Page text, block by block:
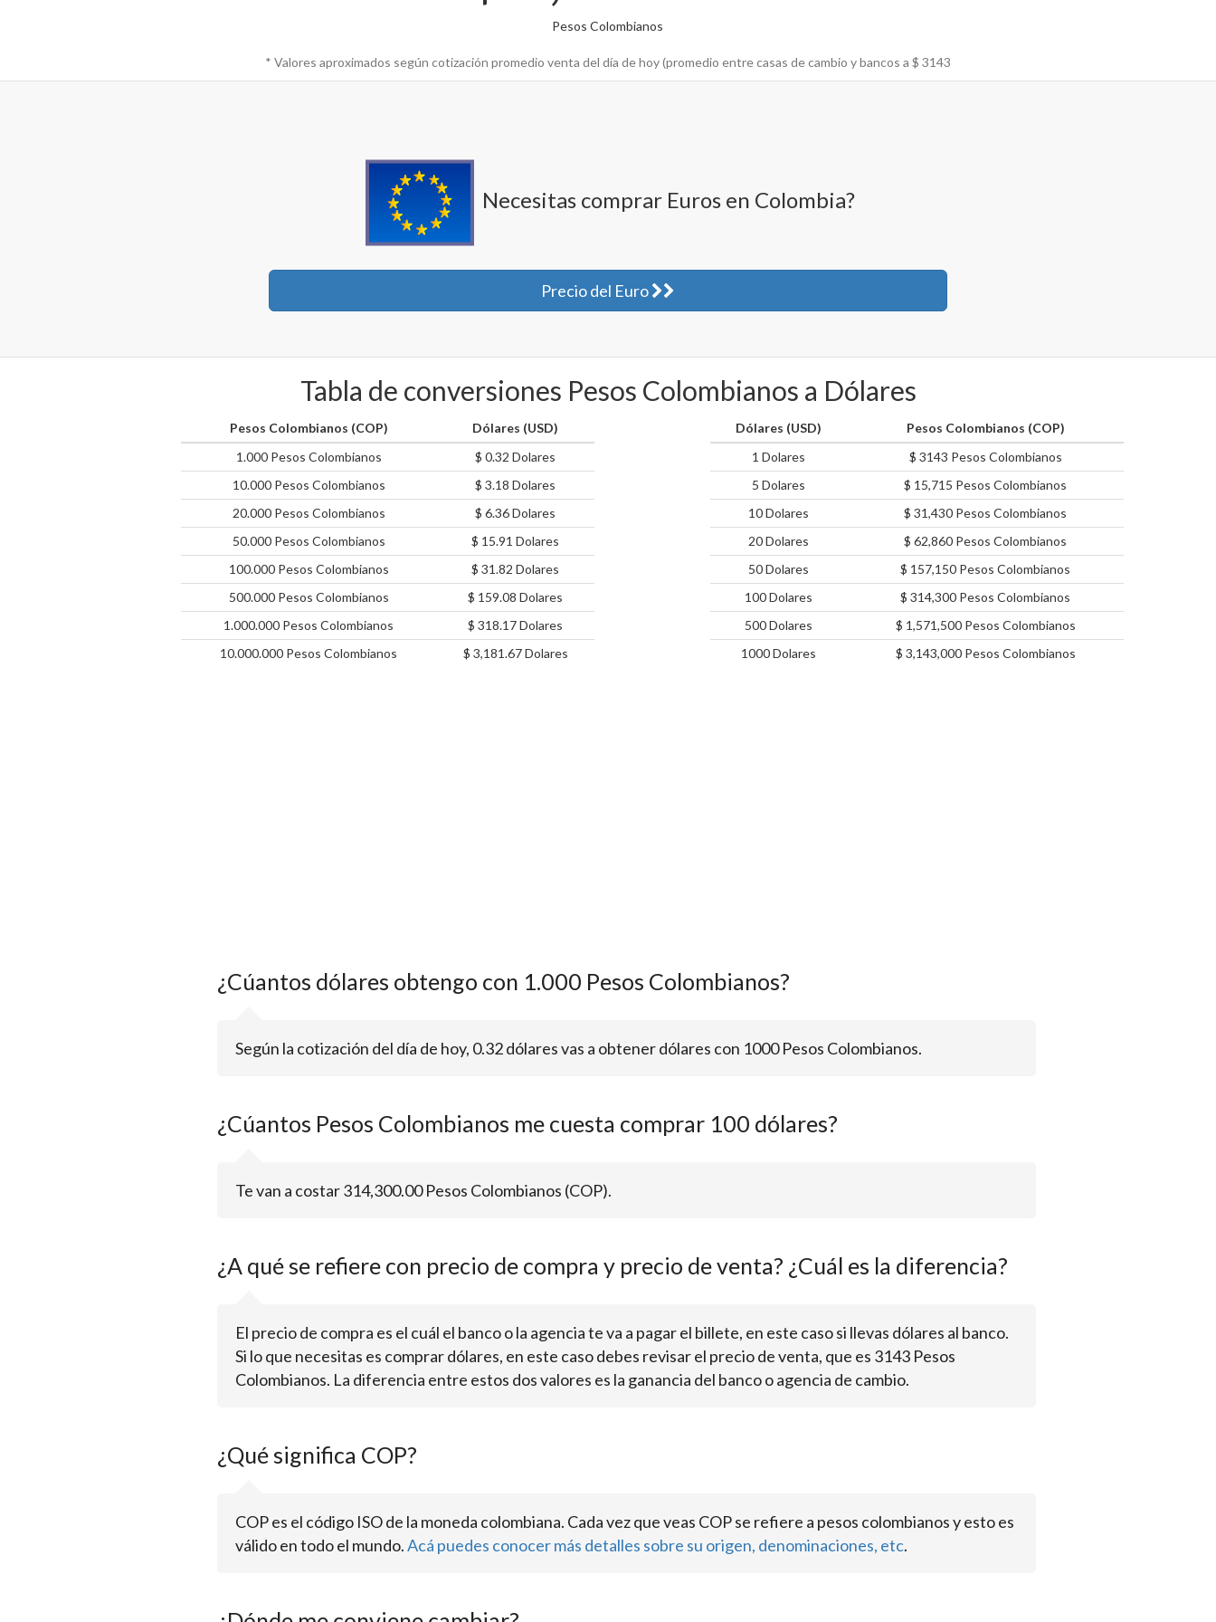
Pesos Colombianos
* Valores aproximados según cotización promedio venta del día de hoy (promedio entre casas de cambio y bancos a $ 3143
Necesitas comprar Euros en Colombia?
Precio del Euro
Tabla de conversiones Pesos Colombianos a Dólares
Pesos Colombianos (COP)
Dólares (USD)
1.000 Pesos Colombianos
$ 0.32 Dolares
10.000 Pesos Colombianos
$ 3.18 Dolares
20.000 Pesos Colombianos
$ 6.36 Dolares
50.000 Pesos Colombianos
$ 15.91 Dolares
100.000 Pesos Colombianos
$ 31.82 Dolares
500.000 Pesos Colombianos
$ 159.08 Dolares
1.000.000 Pesos Colombianos
$ 318.17 Dolares
10.000.000 Pesos Colombianos
$ 3,181.67 Dolares
Dólares (USD)
Pesos Colombianos (COP)
1 Dolares
$ 3143 Pesos Colombianos
5 Dolares
$ 15,715 Pesos Colombianos
10 Dolares
$ 31,430 Pesos Colombianos
20 Dolares
$ 62,860 Pesos Colombianos
50 Dolares
$ 157,150 Pesos Colombianos
100 Dolares
$ 314,300 Pesos Colombianos
500 Dolares
$ 1,571,500 Pesos Colombianos
1000 Dolares
$ 3,143,000 Pesos Colombianos
¿Cúantos dólares obtengo con 1.000 Pesos Colombianos?
Según la cotización del día de hoy, 0.32 dólares vas a obtener dólares con 1000 Pesos Colombianos.
¿Cúantos Pesos Colombianos me cuesta comprar 100 dólares?
Te van a costar 314,300.00 Pesos Colombianos (COP).
¿A qué se refiere con precio de compra y precio de venta? ¿Cuál es la diferencia?
El precio de compra es el cuál el banco o la agencia te va a pagar el billete, en este caso si llevas dólares al banco.
Si lo que necesitas es comprar dólares, en este caso debes revisar el precio de venta, que es 3143 Pesos
Colombianos. La diferencia entre estos dos valores es la ganancia del banco o agencia de cambio.
¿Qué significa COP?
COP es el código ISO de la moneda colombiana. Cada vez que veas COP se refiere a pesos colombianos y esto es
válido en todo el mundo.Acá puedes conocer más detalles sobre su origen, denominaciones, etc.